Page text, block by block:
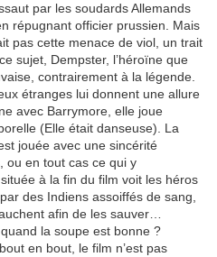
par les soudards Allemands
répugnant officier prussien. Mais
pas cette menace de viol, un trait
sujet, Dempster, l’héroïne que
contrairement à la légende.
étranges lui donnent une allure
avec Barrymore, elle joue
(Elle était danseuse). La
jouée avec une sincérité
ou en tout cas ce qui y
à la fin du film voit les héros
des Indiens assoiffés de sang,
afin de les sauver…
la soupe est bonne ?
en bout, le film n’est pas